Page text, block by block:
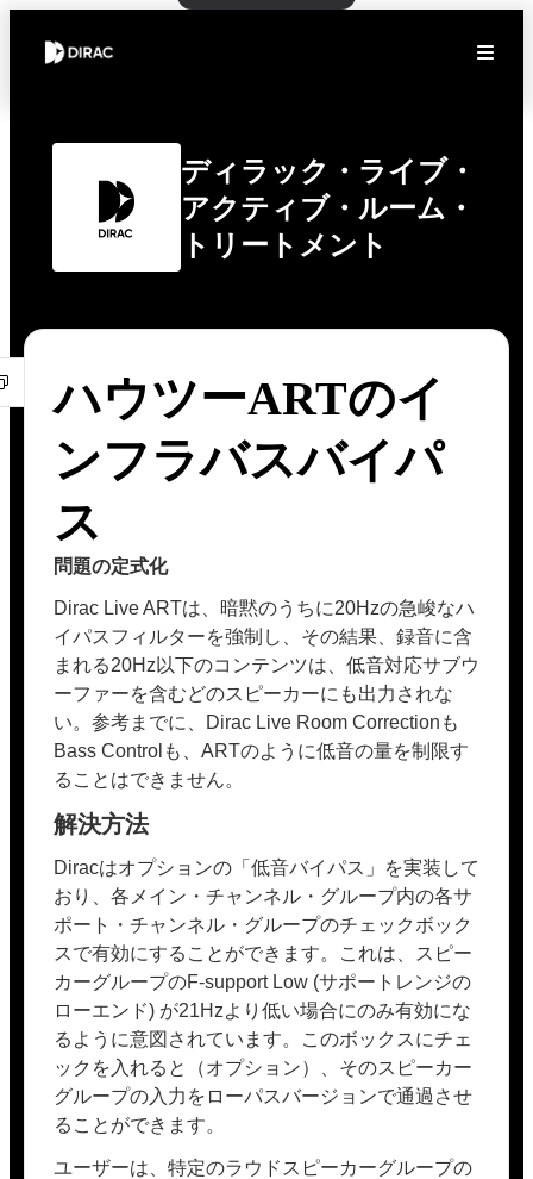
ディラック・ライブ・
アクティブ・ルーム・
トリートメント
ハウツーARTのイ
ンフラバスバイパ
ス
問題の定式化
Dirac Live ARTは、暗黙のうちに20Hzの急峻なハ
イパスフィルターを強制し、その結果、録音に含
まれる20Hz以下のコンテンツは、低音対応サブウ
ーファーを含むどのスピーカーにも出力されな
い。参考までに、Dirac Live Room Correctionも
Bass Controlも、ARTのように低音の量を制限す
ることはできません。
解決方法
Diracはオプションの「低音バイパス」を実装して
おり、各メイン・チャンネル・グループ内の各サ
ポート・チャンネル・グループのチェックボック
スで有効にすることができます。これは、スピー
カーグループのF-support Low (サポートレンジの
ローエンド) が21Hzより低い場合にのみ有効にな
るように意図されています。このボックスにチェ
ックを入れると（オプション）、そのスピーカー
グループの入力をローパスバージョンで通過させ
ることができます。
ユーザーは、特定のラウドスピーカーグループの